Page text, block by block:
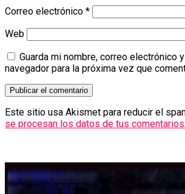
Correo electrónico *
Web
Guarda mi nombre, correo electrónico
navegador para la próxima vez que
Este sitio usa Akismet para reducir el
se procesan los datos de tus comentarios.